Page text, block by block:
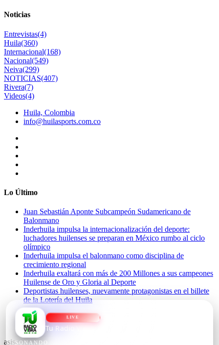
Noticias
Entrevistas(4)
Huila(360)
Internacional(168)
Nacional(549)
Neiva(299)
NOTICIAS(407)
Rivera(7)
Videos(4)
Huila, Colombia
info@huilasports.com.co
Lo Último
Juan Sebastián Aponte Subcampeón Sudamericano de
Balonmano
Inderhuila impulsa la internacionalización del deporte:
luchadores huilenses se preparan en México rumbo al ciclo
olímpico
Inderhuila impulsa el balonmano como disciplina de
crecimiento regional
Inderhuila exaltará con más de 200 Millones a sus campeones
Huilense de Oro y Gloria al Deporte
Deportistas huilenses, nuevamente protagonistas en el billete
de la Lotería del Huila
NOSOTROS
CONTACTO
asiserver.com
LIVE
Tu Radio Vibra
SONANDO